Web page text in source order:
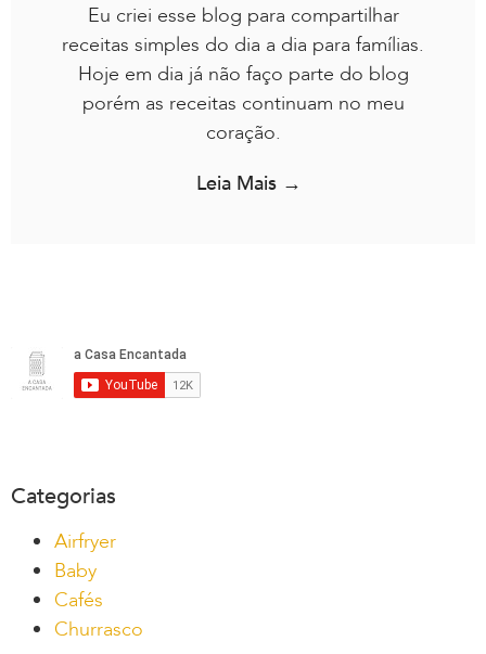
Eu criei esse blog para compartilhar
receitas simples do dia a dia para famílias.
Hoje em dia já não faço parte do blog
porém as receitas continuam no meu
coração.
Leia Mais →
Categorias
Airfryer
Baby
Cafés
Churrasco